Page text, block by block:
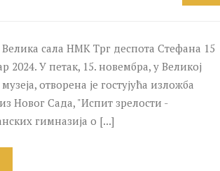
сала НМК Трг деспота Стефана 15
2024. У петак, 15. новембра, у Великој
отворена је гостујућа изложба
Новог Сада, "Испит зрелости -
гимназија о [...]